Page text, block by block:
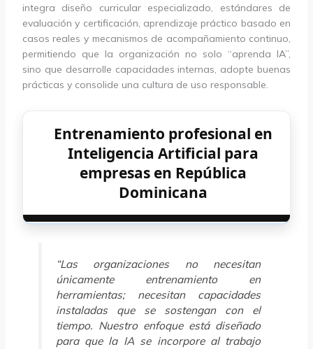
integra diseño curricular especializado, estándares de
evaluación y certificación, aprendizaje práctico basado en
casos reales y mecanismos de acompañamiento continuo,
permitiendo que la organización no solo “aprenda IA”,
sino que desarrolle capacidades internas, adopte buenas
prácticas y consolide una cultura de uso responsable.
Entrenamiento profesional en
Inteligencia Artificial para
empresas en República
Dominicana
“Las organizaciones no necesitan
únicamente entrenamiento en
herramientas; necesitan capacidades
instaladas que se sostengan con el
tiempo. Nuestro enfoque está diseñado
para que la IA se incorpore al trabajo